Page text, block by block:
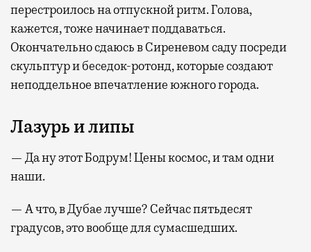
перестроилось на отпускной ритм. Голова,
кажется, тоже начинает поддаваться.
Окончательно сдаюсь в Сиреневом саду посреди
скульптур и беседок-ротонд, которые создают
неподдельное впечатление южного города.
Лазурь и липы
— Да ну этот Бодрум! Цены космос, и там одни
наши.
— А что, в Дубае лучше? Сейчас пятьдесят
градусов, это вообще для сумасшедших.